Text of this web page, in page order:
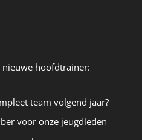
nieuwe hoofdtrainer:
team volgend jaar?
voor onze jeugdleden